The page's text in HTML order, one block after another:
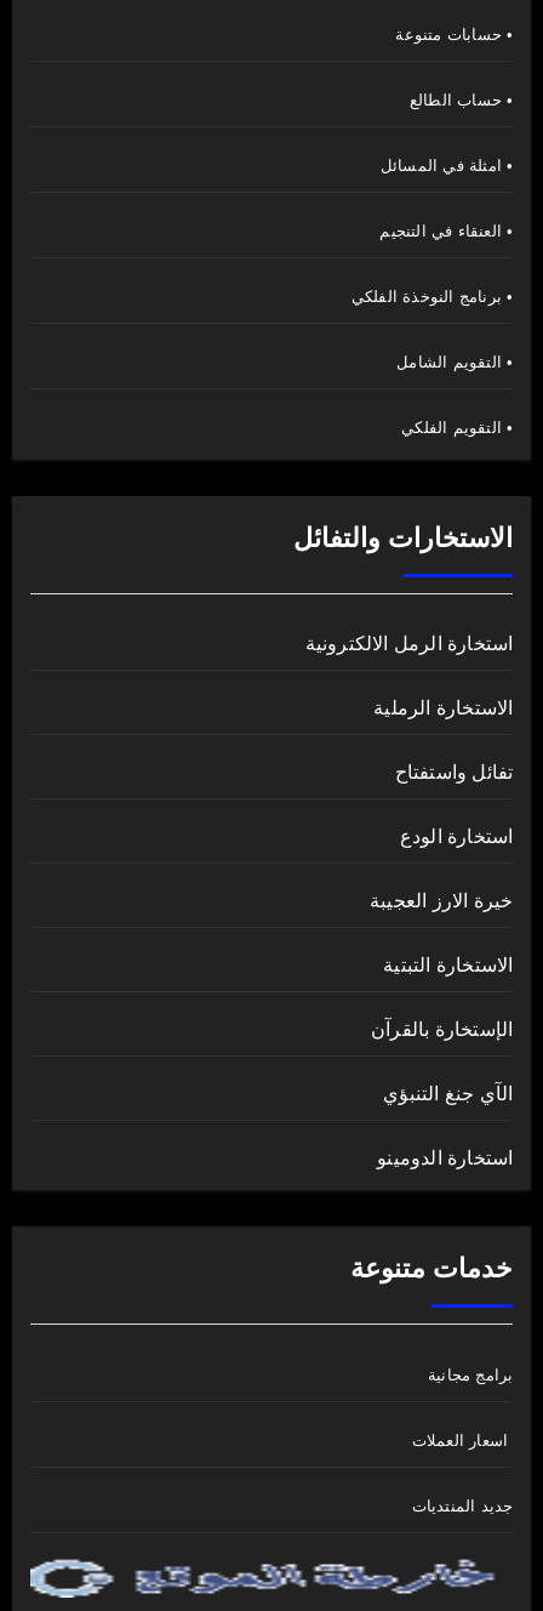
• حسابات متنوعة
• حساب الطالع
• امثلة في المسائل
• العنقاء في التنجيم
• برنامج النوخذة الفلكي
• التقويم الشامل
• التقويم الفلكي
الاستخارات والتفائل
استخارة الرمل الالكترونية
الاستخارة الرملية
تفائل واستفتاح
استخارة الودع
خيرة الارز العجيبة
الاستخارة التبتية
الإستخارة بالقرآن
الآي جنغ التنبؤي
استخارة الدومينو
خدمات متنوعة
برامج مجانية
اسعار العملات
جديد المنتديات